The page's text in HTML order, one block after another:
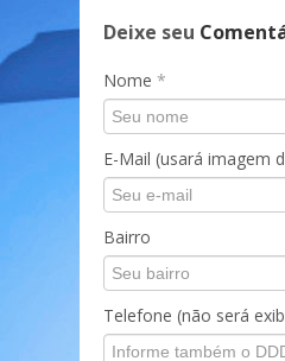
Deixe seu
Nome *
E-Mail (usará imagem
Bairro
Telefone (não será